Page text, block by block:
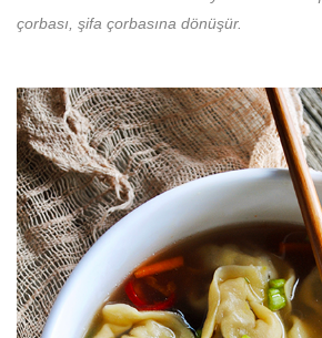
çorbası, şifa çorbasına dönüşür.